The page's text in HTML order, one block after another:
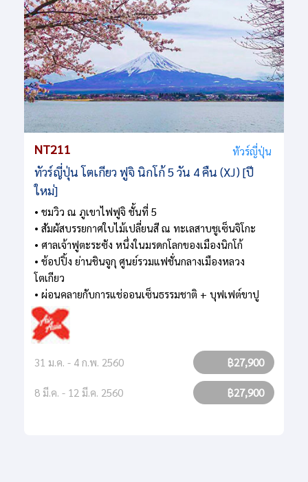
NT211 ทัวร์ญี่ปุ่น
ทัวร์ญี่ปุ่น โตเกียว ฟูจิ นิกโก้ 5 วัน 4 คืน (XJ) [ปี
ใหม่]
• ชมวิว ณ ภูเขาไฟฟูจิ ชั้นที่ 5
• สัมผัสบรรยกาศใบไม้เปลี่ยนสี ณ ทะเลสาบชูเซ็นจิโกะ
• ศาลเจ้าฟูตะระซัง หนึ่งในมรดกโลกของเมืองนิกโก้
• ช้อปปิ้ง ย่านชินจูกุ ศูนย์รวมแฟชั่นกลางเมืองหลวง
โตเกียว
• ผ่อนคลายกับการแช่ออนเซ็นธรรมชาติ + บุฟเฟต์ขาปู
31 ม.ค. - 4 ก.พ. 2560 ฿27,900
8 มี.ค. - 12 มี.ค. 2560 ฿27,900